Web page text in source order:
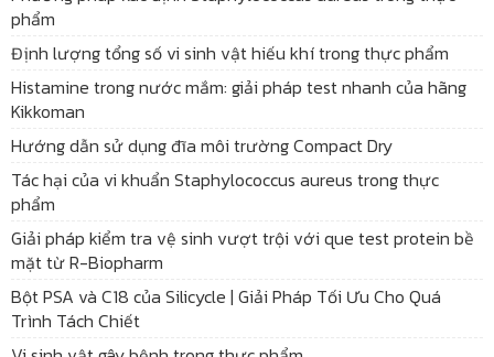
phẩm
Định lượng tổng số vi sinh vật hiếu khí trong thực phẩm
Histamine trong nước mắm: giải pháp test nhanh của hãng
Kikkoman
Hướng dẫn sử dụng đĩa môi trường Compact Dry
Tác hại của vi khuẩn Staphylococcus aureus trong thực
phẩm
Giải pháp kiểm tra vệ sinh vượt trội với que test protein bề
mặt từ R-Biopharm
Bột PSA và C18 của Silicycle | Giải Pháp Tối Ưu Cho Quá
Trình Tách Chiết